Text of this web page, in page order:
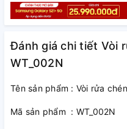
Đánh giá chi tiết Vòi
WT_002N
Tên sản phẩm : Vòi rửa
Mã sản phẩm : WT_002N